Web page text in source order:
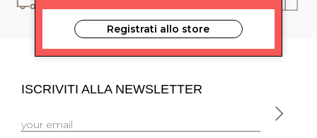
ISCRIVITI ALLA NEWSLETTER
Registrati allo store